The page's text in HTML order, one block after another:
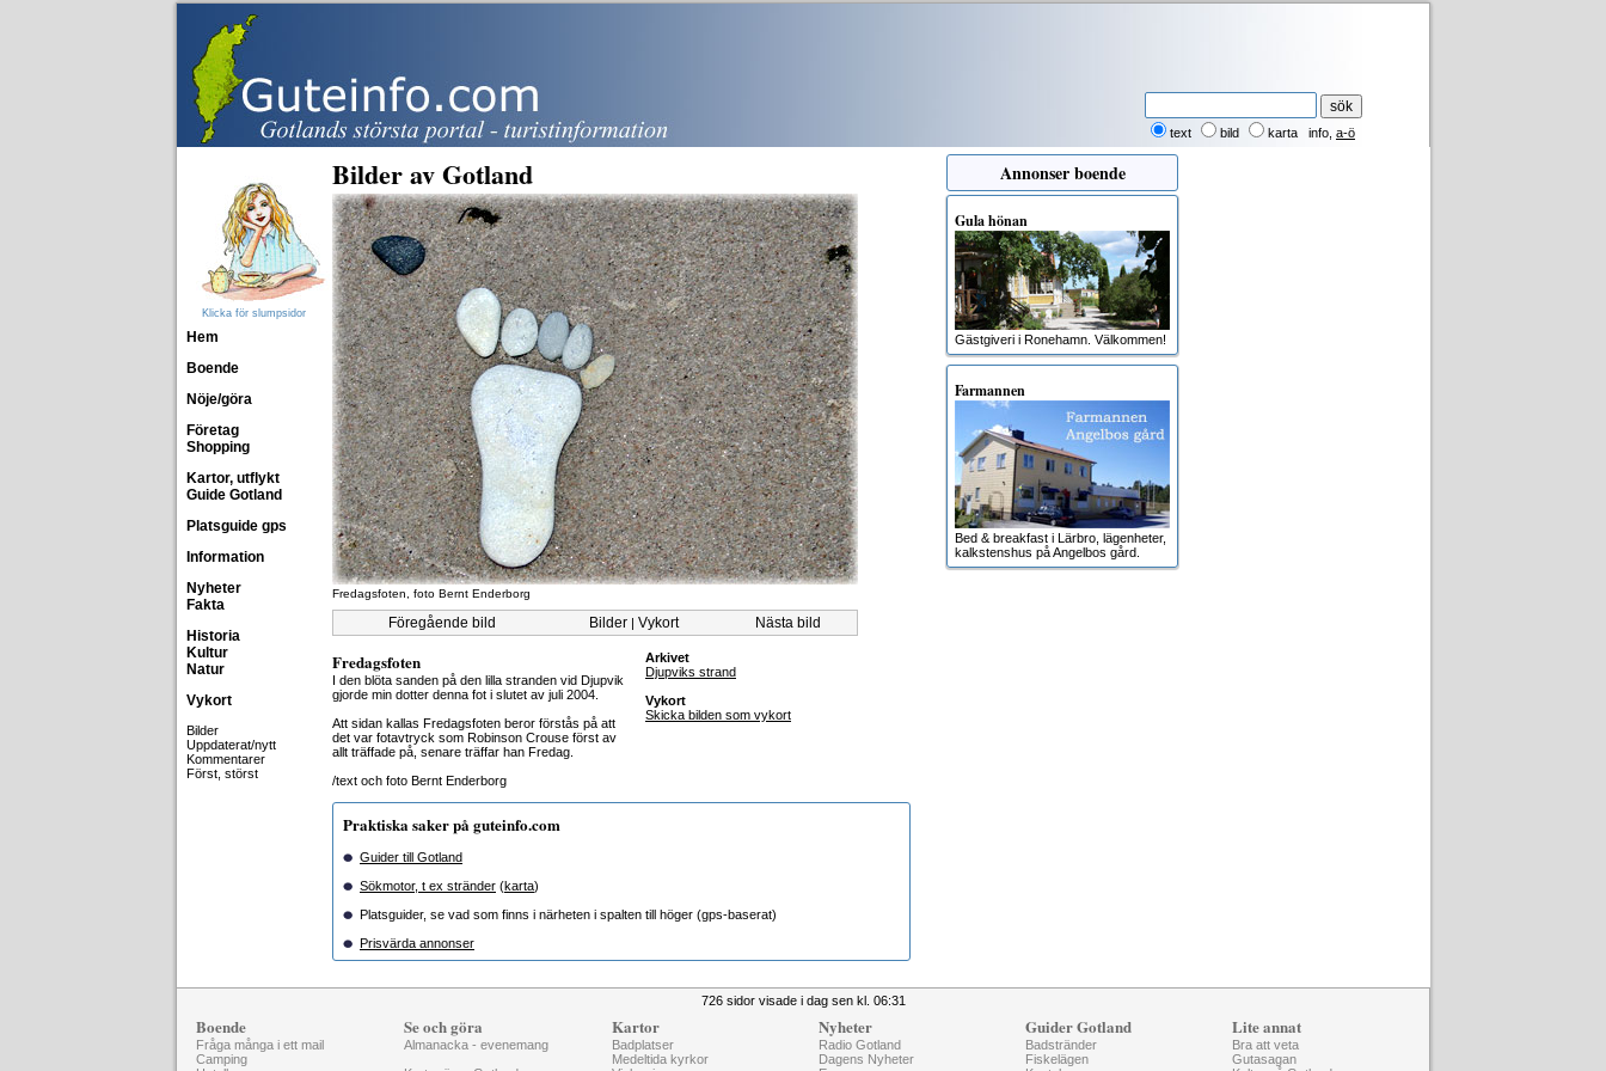
text bild karta info a-ö
Klicka för slumpsidor
Hem
Boende
Nöje/göra
Företag
Shopping
Kartor, utflykt
Guide Gotland
Platsguide gps
Information
Nyheter
Fakta
Historia
Kultur
Natur
Vykort
Bilder
Uppdaterat/nytt
Kommentarer
Först, störst
Bilder av Gotland
Fredagsfoten, foto Bernt Enderborg
Föregående bild Bilder | Vykort Nästa bild
Fredagsfoten
I den blöta sanden på den lilla stranden vid Djupvik
gjorde min dotter denna fot i slutet av juli 2004.
Att sidan kallas Fredagsfoten beror förstås på att
det var fotavtryck som Robinson Crouse först av
allt träffade på, senare träffar han Fredag.
Arkivet
Djupviks strand
Vykort
Skicka bilden som vykort
/text och foto Bernt Enderborg
Praktiska saker på guteinfo.com
Guider till Gotland
Sökmotor, t ex stränder (karta)
Platsguider, se vad som finns i närheten i spalten till höger (gps-baserat)
Prisvärda annonser
Annonser boende
Gula hönan
Gästgiveri i Ronehamn. Välkommen!
Farmannen
Bed & breakfast i Lärbro, lägenheter,
kalkstenshus på Angelbos gård.
726 sidor visade i dag sen kl. 06:31
Boende
Fråga många i ett mail
Camping
Se och göra
Almanacka - evenemang
Kartor
Badplatser
Medeltida kyrkor
Nyheter
Radio Gotland
Dagens Nyheter
Guider Gotland
Badstränder
Fiskelägen
Lite annat
Bra att veta
Gutasagan